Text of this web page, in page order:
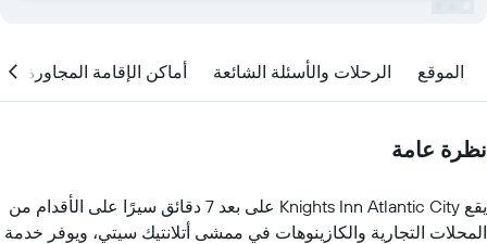
الموقع الرحلات والأسئلة الشائعة أماكن الإقامة المجاورة
نظرة عامة
يقع Knights Inn Atlantic City على بعد 7 دقائق سيرًا على الأقدام من
المحلات التجارية والكازينوهات في ممشى أتلانتيك سيتي، ويوفر خدمة